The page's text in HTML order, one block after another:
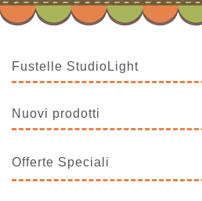
Fustelle StudioLight
Nuovi prodotti
Offerte Speciali